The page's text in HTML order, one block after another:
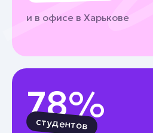
и в офисе в Харькове
78%
студентов